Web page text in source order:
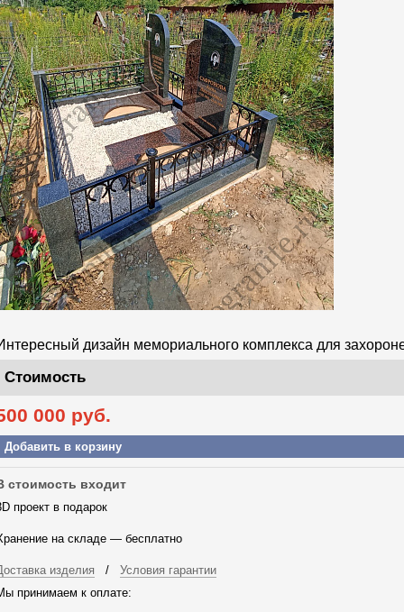
дизайн мемориального комплекса для
Стоимость
000 руб.
Добавить в корзину
стоимость входит
проект в подарок
на складе — бесплатно
изделия / Условия гарантии
принимаем к оплате: